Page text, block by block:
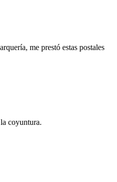
me prestó estas postales
coyuntura.